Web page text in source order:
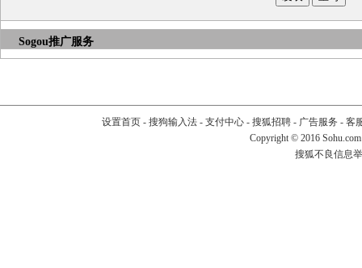
Sogou推广服务
设置首页- 搜狗输入法- 支付中心- 搜狐招聘- 广告服务 - 客
Copyright © 2016
搜狐不良信息